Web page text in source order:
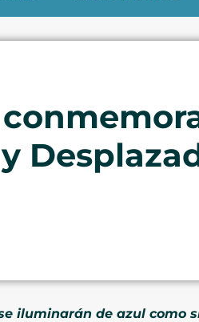
iluminarán de azul como